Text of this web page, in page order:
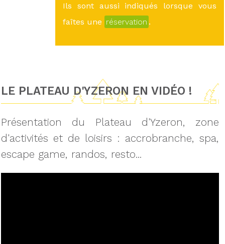
Ils sont aussi indiqués lorsque vous
faîtes une réservation .
LE PLATEAU D'YZERON EN VIDÉO !
Présentation du Plateau d'Yzeron, zone
d'activités et de loisirs : accrobranche, spa,
escape game, randos, resto...